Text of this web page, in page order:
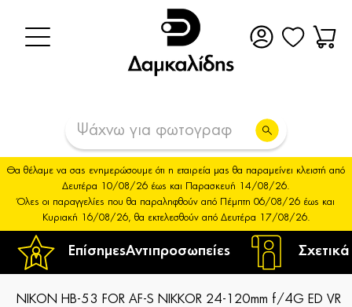
ΕπίσημεςΑντιπροσωπείες
Θα θέλαμε να σας ενημερώσουμε ότι η εταιρεία μας θα παραμείνει κλειστή από
Δευτέρα 10/08/26 έως και Παρασκευή 14/08/26.
Όλες οι παραγγελίες που θα παραληφθούν από Πέμπτη 06/08/26 έως και
Κυριακή 16/08/26, θα εκτελεσθούν από Δευτέρα 17/08/26.
NIKON HB-53 FOR AF-S NIKKOR 24-120mm f/4G ED VR